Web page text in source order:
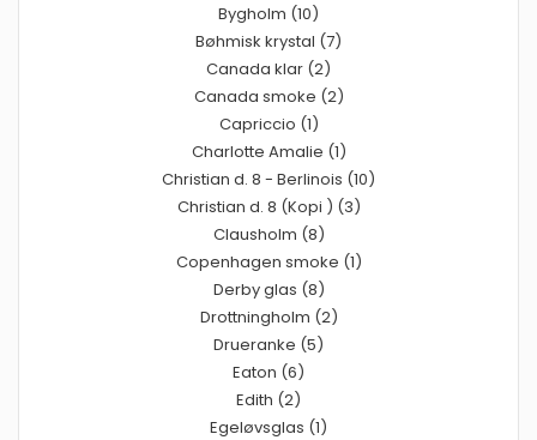
Bygholm (10)
Bøhmisk krystal (7)
Canada klar (2)
Canada smoke (2)
Capriccio (1)
Charlotte Amalie (1)
Christian d. 8 - Berlinois (10)
Christian d. 8 (Kopi ) (3)
Clausholm (8)
Copenhagen smoke (1)
Derby glas (8)
Drottningholm (2)
Drueranke (5)
Eaton (6)
Edith (2)
Egeløvsglas (1)